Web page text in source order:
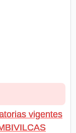
vigentes